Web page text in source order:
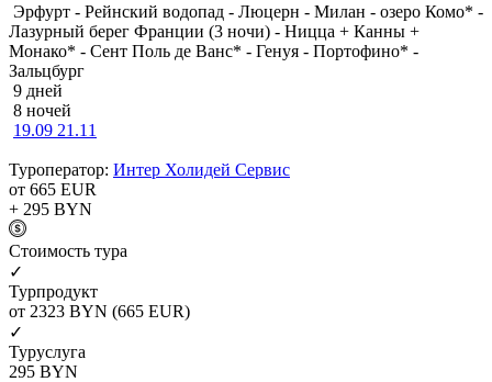
Эрфурт - Рейнский водопад - Люцерн - Милан - озеро Комо* -
Лазурный берег Франции (3 ночи) - Ницца + Канны +
Монако* - Сент Поль де Ванс* - Генуя - Портофино* -
Зальцбург
9 дней
8 ночей
19.09 21.11
Туроператор: Интер Холидей Сервис
от 665 EUR
+ 295 BYN
Cтоимость тура
✓
Турпродукт
от 2323 BYN (665 EUR)
✓
Туруслуга
295 BYN